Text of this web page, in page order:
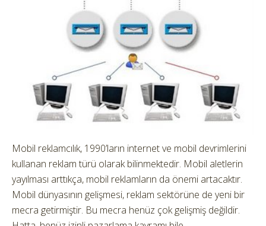
Mobil reklamcılık, 1990’ların internet ve mobil devrimlerini
kullanan reklam türü olarak bilinmektedir. Mobil aletlerin
yayılması arttıkça, mobil reklamların da önemi artacaktır.
Mobil dünyasının gelişmesi, reklam sektörüne de yeni bir
mecra getirmiştir. Bu mecra henüz çok gelişmiş değildir.